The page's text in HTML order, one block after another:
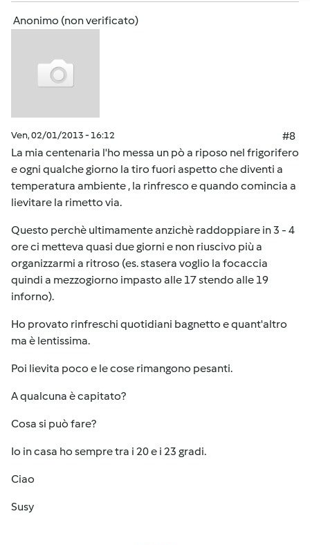
Anonimo (non verificato)
Ven, 02/01/2013 - 16:12
#8
La mia centenaria l'ho messa un pò a riposo nel frigorifero
e ogni qualche giorno la tiro fuori aspetto che diventi a
temperatura ambiente , la rinfresco e quando comincia a
lievitare la rimetto via.
Questo perchè ultimamente anzichè raddoppiare in 3 - 4
ore ci metteva quasi due giorni e non riuscivo più a
organizzarmi a ritroso (es. stasera voglio la focaccia
quindi a mezzogiorno impasto alle 17 stendo alle 19
inforno).
Ho provato rinfreschi quotidiani bagnetto e quant'altro
ma è lentissima.
Poi lievita poco e le cose rimangono pesanti.
A qualcuna è capitato?
Cosa si può fare?
Io in casa ho sempre tra i 20 e i 23 gradi.
Ciao
Susy